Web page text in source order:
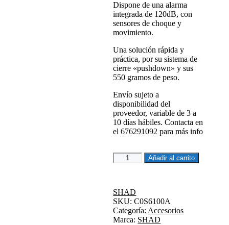
Dispone de una alarma
integrada de 120dB, con
sensores de choque y
movimiento.
Una solución rápida y
práctica, por su sistema de
cierre «pushdown» y sus
550 gramos de peso.
Envío sujeto a
disponibilidad del
proveedor, variable de 3 a
10 días hábiles. Contacta en
el 676291092 para más info
ANTIRROBO
DE
–
NEGRO
cantidad
Añadir al carrito
SHAD
SKU:C0S6100A
Categoría: Accesorios
Marca: SHAD